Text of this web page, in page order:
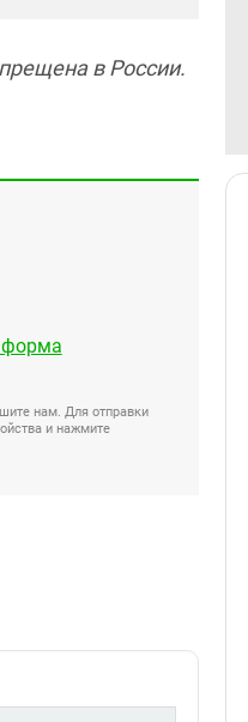
в России.
нам. Для отправки
и нажмите